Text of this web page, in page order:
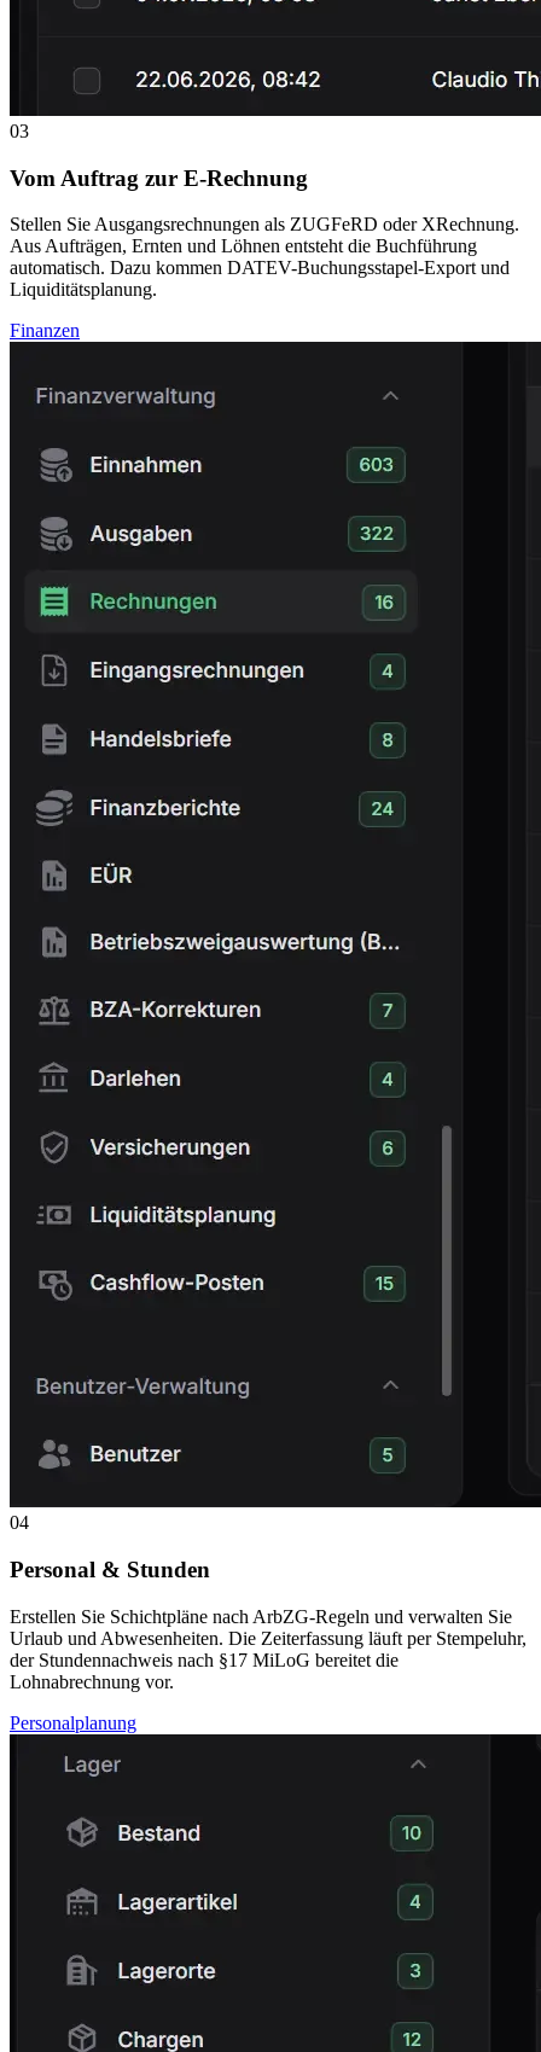
03
Vom Auftrag zur E-Rechnung
Stellen Sie Ausgangsrechnungen als ZUGFeRD oder XRechnung.
Aus Aufträgen, Ernten und Löhnen entsteht die Buchführung
automatisch. Dazu kommen DATEV-Buchungsstapel-Export und
Liquiditätsplanung.
Finanzen
04
Personal & Stunden
Erstellen Sie Schichtpläne nach ArbZG-Regeln und verwalten Sie
Urlaub und Abwesenheiten. Die Zeiterfassung läuft per Stempeluhr,
der Stundennachweis nach §17 MiLoG bereitet die
Lohnabrechnung vor.
Personalplanung